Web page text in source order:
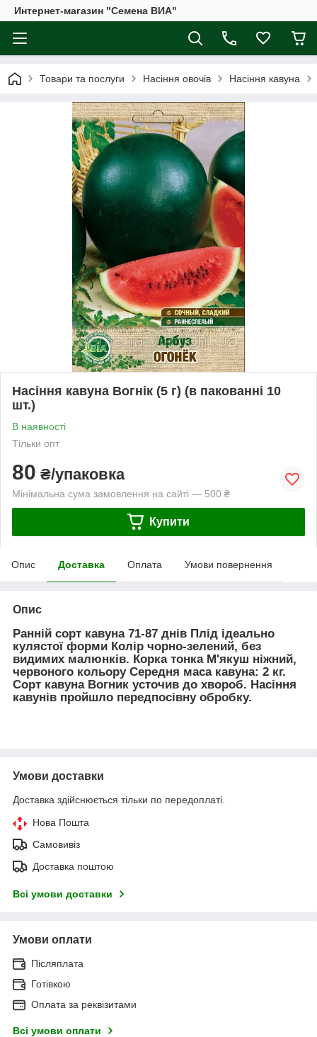
Интернет-магазин "Семена ВИА"
Товари та послуги Насіння овочів Насіння кавуна
Насіння кавуна Вогнік (5 г) (в пакованні 10
шт.)
В наявності
Тільки опт
80 ₴/упаковка
Мінімальна сума замовлення на сайті — 500 ₴
Купити
Опис Доставка Оплата Умови повернення
Опис
Ранній сорт кавуна 71-87 днів Плід ідеально
кулястої форми Колір чорно-зелений, без
видимих ​​малюнків. Корка тонка М'якуш ніжний,
червоного кольору Середня маса кавуна: 2 кг.
Сорт кавуна Вогник усточив до хвороб. Насіння
кавунів пройшло передпосівну обробку.
Умови доставки
Доставка здійснюється тільки по передоплаті.
Нова Пошта
Самовивіз
Доставка поштою
Всі умови доставки
Умови оплати
Післяплата
Готівкою
Оплата за реквізитами
Всі умови оплати